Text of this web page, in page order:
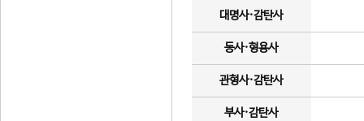
대명사·감탄사
동사·형용사
관형사·감탄사
부사·감탄사